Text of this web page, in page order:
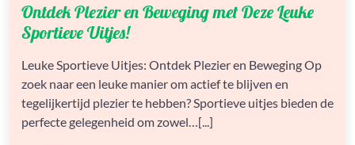
PLEZIER
EN
BEWEGING
DEZE
LEUKE
SPORTIEVE
UITJES!
Ontdek Plezier en Beweging met Deze Leuke
Sportieve Uitjes!
Leuke Sportieve Uitjes: Ontdek Plezier en Beweging Op
zoek naar een leuke manier om actief te blijven en
tegelijkertijd plezier te hebben? Sportieve uitjes bieden de
perfecte gelegenheid om zowel…[...]